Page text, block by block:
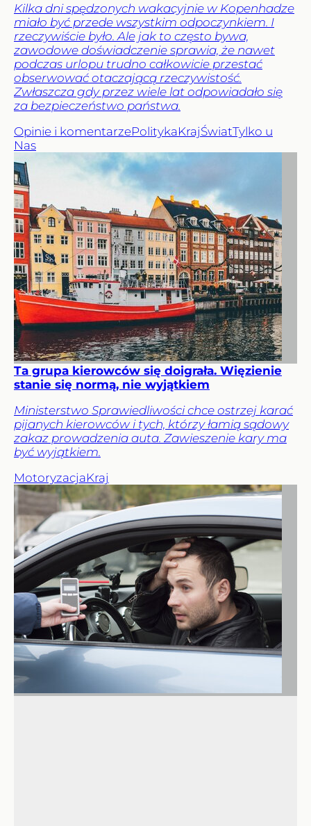
Kilka dni spędzonych wakacyjnie w Kopenhadze
miało być przede wszystkim odpoczynkiem. I
rzeczywiście było. Ale jak to często bywa,
zawodowe doświadczenie sprawia, że nawet
podczas urlopu trudno całkowicie przestać
obserwować otaczającą rzeczywistość.
Zwłaszcza gdy przez wiele lat odpowiadało się
za bezpieczeństwo państwa.
Opinie i komentarzePolitykaKrajŚwiatTylko u
Nas
Ta grupa kierowców się doigrała. Więzienie
stanie się normą, nie wyjątkiem
Ministerstwo Sprawiedliwości chce ostrzej karać
pijanych kierowców i tych, którzy łamią sądowy
zakaz prowadzenia auta. Zawieszenie kary ma
być wyjątkiem.
MotoryzacjaKraj